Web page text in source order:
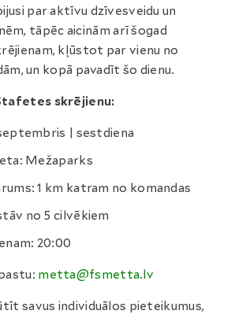
par aktīvu dzīvesveidu un
tāpēc aicinām arī šogad
kļūstot par vienu no
un kopā pavadīt šo dienu.
skrējienu:
| sestdiena
Mežaparks
1 km katram no komandas
no 5 cilvēkiem
20:00
metta@fsmetta.lv
savus individuālos pieteikumus,